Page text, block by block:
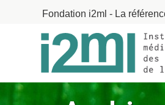
Fondation i2ml - La